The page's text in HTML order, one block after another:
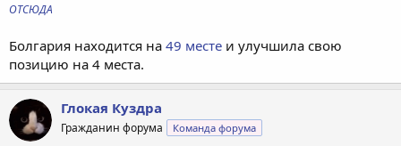
ОТСЮДА
Болгария находится на 49 месте и улучшила свою
позицию на 4 места.
Глокая Куздра
Гражданин форума Команда форума